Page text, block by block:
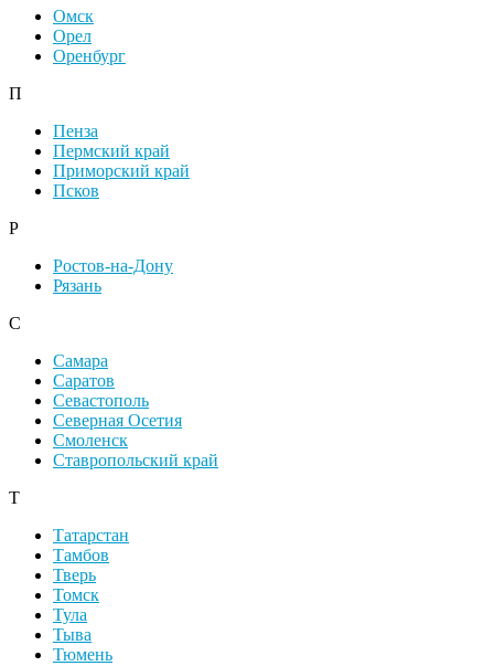
Омск
Орел
Оренбург
П
Пенза
Пермский край
Приморский край
Псков
Р
Ростов-на-Дону
Рязань
С
Самара
Саратов
Севастополь
Северная Осетия
Смоленск
Ставропольский край
Т
Татарстан
Тамбов
Тверь
Томск
Тула
Тыва
Тюмень